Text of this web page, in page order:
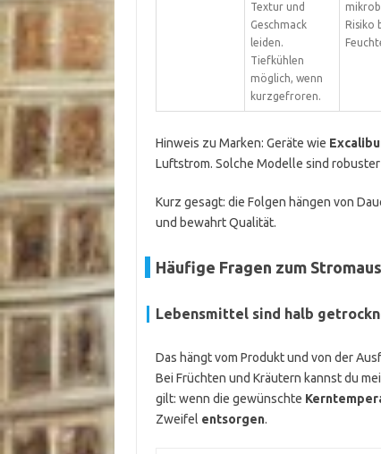
Textur und
Geschmack
leiden.
Tiefkühlen
möglich, wenn
kurzgefroren.
Risiko
Hinweis zu Marken: Geräte wie
Luftstrom. Solche Modelle sind
Kurz gesagt: die Folgen hängen von
und bewahrt Qualität.
Häufige Fragen zum
Lebensmittel sind halb
Das hängt vom Produkt und von der
Bei Früchten und Kräutern kannst du
gilt: wenn die gewünschte
Zweifel entsorgen.